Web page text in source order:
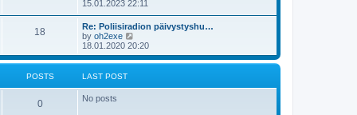
s
t
s
t
s
t
a
s
t
o
i
w
t
h
e
l
e
15.01.2023 22:11
18
Re: Poliisiradion päivystyshu…
by oh2exe
i
e
w
18.01.2020 20:20
POSTS LAST POST
0 No posts